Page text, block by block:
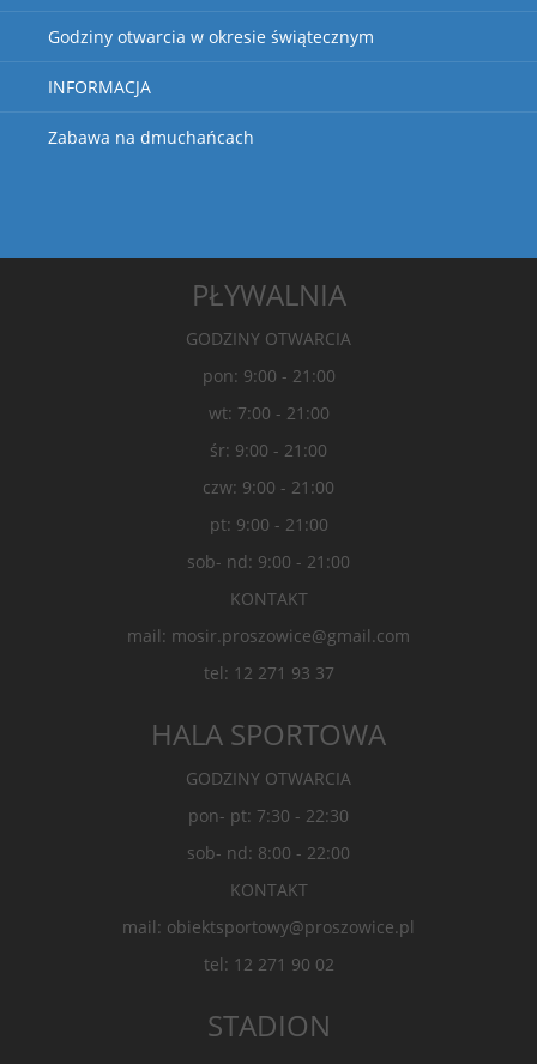
Godziny otwarcia w okresie świątecznym
INFORMACJA
Zabawa na dmuchańcach
PŁYWALNIA
GODZINY OTWARCIA
pon: 9:00 - 21:00
wt: 7:00 - 21:00
śr: 9:00 - 21:00
czw: 9:00 - 21:00
pt: 9:00 - 21:00
sob- nd: 9:00 - 21:00
KONTAKT
mail: mosir.proszowice@gmail.com
tel: 12 271 93 37
HALA SPORTOWA
GODZINY OTWARCIA
pon- pt: 7:30 - 22:30
sob- nd: 8:00 - 22:00
KONTAKT
mail: obiektsportowy@proszowice.pl
tel: 12 271 90 02
STADION